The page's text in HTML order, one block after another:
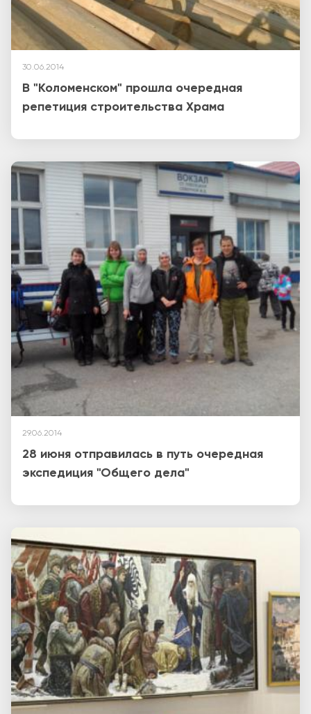
30.06.2014
В "Коломенском" прошла очередная
репетиция строительства Храма
29.06.2014
28 июня отправилась в путь очередная
экспедиция "Общего дела"